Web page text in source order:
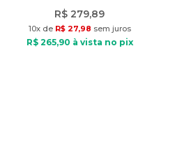
R$ 279,89
10x de R$ 27,98 sem juros
R$ 265,90 à vista no pix